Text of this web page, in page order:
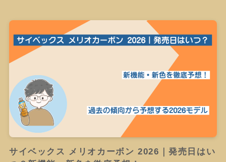
サイベックス メリオカーボン 2026｜発売日はい